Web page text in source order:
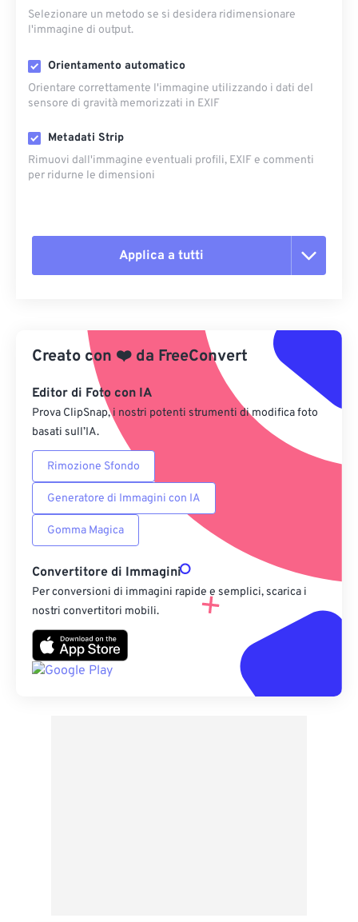
Selezionare un metodo se si desidera ridimensionare
l'immagine di output.
Orientamento automatico
Orientare correttamente l'immagine utilizzando i dati del
sensore di gravità memorizzati in EXIF
Metadati Strip
Rimuovi dall'immagine eventuali profili, EXIF ​​e commenti
per ridurne le dimensioni
Applica a tutti
Applica da preimpostazione
Salva come predefinito
Creato con ❤️ da FreeConvert
Editor di Foto con IA
Prova ClipSnap, i nostri potenti strumenti di modifica foto
basati sull’IA.
Rimozione Sfondo
Generatore di Immagini con IA
Gomma Magica
Convertitore di Immagini
Per conversioni di immagini rapide e semplici, scarica i
nostri convertitori mobili.